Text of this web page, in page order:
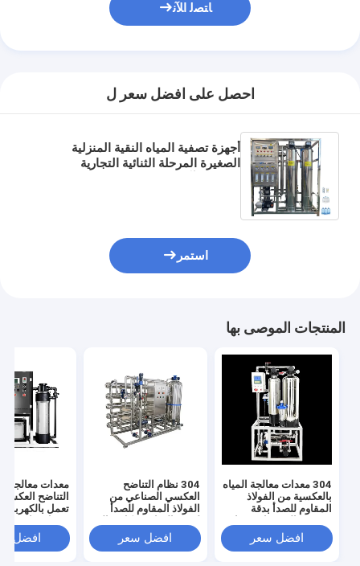
ﺎﺘﺼﻟ ﺍﻶﻧ
احصل على افضل سعر ل
أجهزة تصفية المياه النقية المنزلية
الصغيرة المرحلة الثنائية التجارية
استمر
المنتجات الموصى بها
304 معدات معالجة المياه
بالعكسية من الفولاذ
المقاوم للصدأ بدقة
مدخل المياه 0.3MPAافضل سعر
304 نظام التناضح
العكسي الصناعي من
الفولاذ المقاوم للصدأ
ودائم
افضل سعر
معدات معالجة
التناضح
تعمل
باسكال ودقة
جدًا
افضل